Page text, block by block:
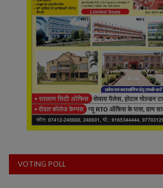
VOTING POLL